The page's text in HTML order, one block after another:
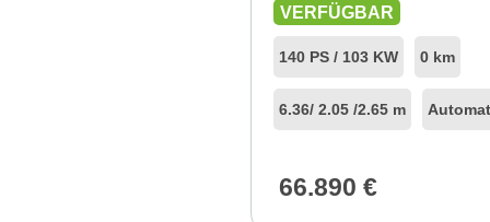
VERFÜGBAR
140 PS / 103 KW 0 km
6.36/ 2.05 /2.65 m
66.890 €